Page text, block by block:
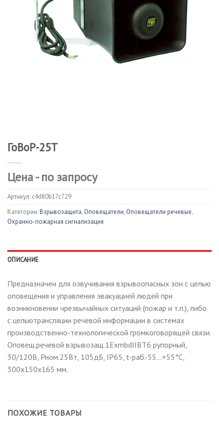
ГоВоР-25Т
Цена - по запросу
Артикул: c4d80b17c729
Категории:Взрывозащита, Оповещатели, Оповещатели речевые,
Охранно-пожарная сигнализация
ОПИСАНИЕ
Предназначен для озвучивания взрывоопасных зон с целью
оповещения и управления эвакуацией людей при
возникновении чрезвычайных ситуаций (пожар и т.п.), либо
с цельютрансляции речевой информации в системах
производственно-технологической громкоговорящей связи.
Оповещ.речевой взрывозащ.1ExmbdIIBT6 рупорный,
30/120В, Рном.25Вт, 105дБ, IP65, t-раб.-55…+55°C,
300х150х165 мм.
ПОХОЖИЕ ТОВАРЫ